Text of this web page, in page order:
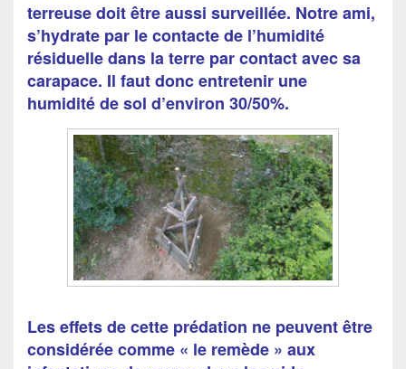
terreuse doit être aussi surveillée. Notre ami,
s’hydrate par le contacte de l’humidité
résiduelle dans la terre par contact avec sa
carapace. Il faut donc entretenir une
humidité de sol d’environ 30/50%.
Les effets de cette prédation ne peuvent être
considérée comme « le remède » aux